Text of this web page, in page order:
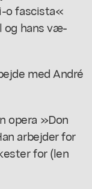
o fascista«
og hans væ-
med André
opera »Don
arbejder for
for (len